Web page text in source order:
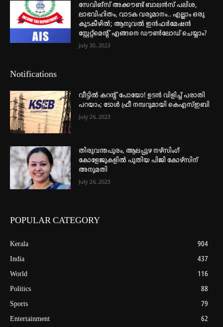
സേവിങ്സ് അക്കൗണ്ട് ബാലൻസ് പലിശ,
ലാഭവിഹിതം, വാടക വരുമാനം.. എല്ലാം ഒരു
കുടകീഴിൽ; ആനുവൽ ഇൻഫർമേഷൻ
സ്റ്റേറ്റ്മെന്റ് എങ്ങനെ ഡൗൺലോഡ് ചെയ്യാം?
July 30, 2023
Notifications
വീട്ടില്‍ കറന്റ് പോയോ! ഉടന്‍ വിളിച്ച് പരാതി
പറയാം; ടോള്‍ ഫ്രീ നമ്പറുമായി കെഎസ്ഇബി
July 26, 2023
തിരുവന്തപുരം, ആലപ്പുഴ നഴ്‌സിംഗ്
കോളേജുകളില്‍ പുതിയ പിജി കോഴ്‌സിന്
അനുമതി
July 26, 2023
POPULAR CATEGORY
Kerala
904
India
437
World
116
Politics
88
Sports
79
Entertainment
62